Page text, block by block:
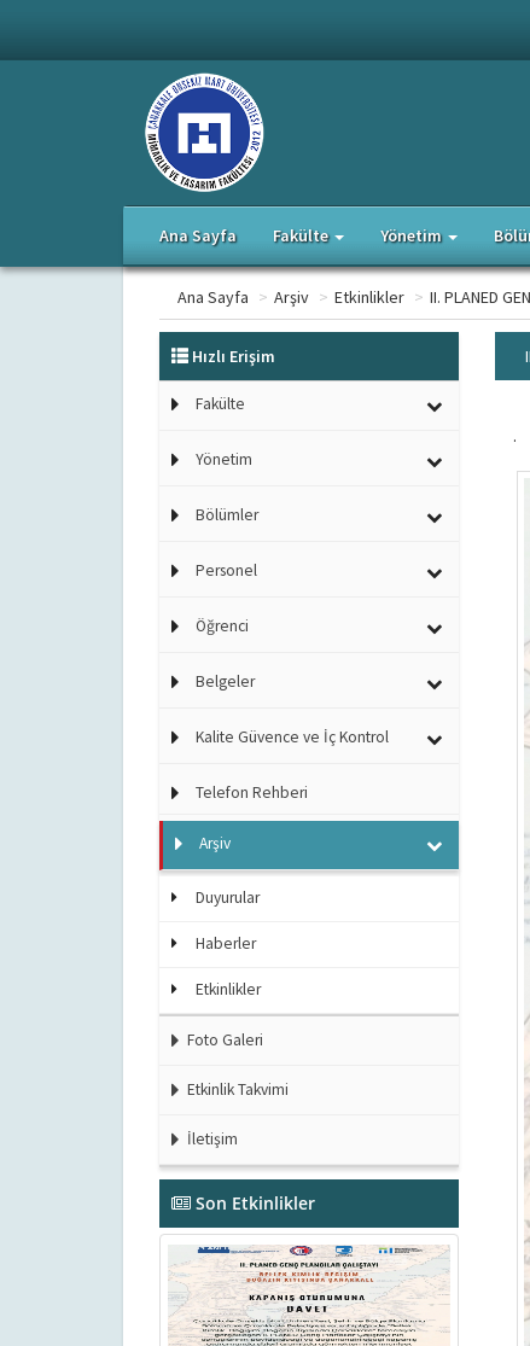
Ana Sayfa Fakülte Yönetim
Ana Sayfa > Arşiv > Etkinlikler > II. PLANED
Hızlı Erişim
Fakülte
Yönetim
Bölümler
Personel
Öğrenci
Belgeler
Kalite Güvence ve İç Kontrol
Telefon Rehberi
Arşiv
Duyurular
Haberler
Etkinlikler
Foto Galeri
Etkinlik Takvimi
İletişim
Son Etkinlikler
.